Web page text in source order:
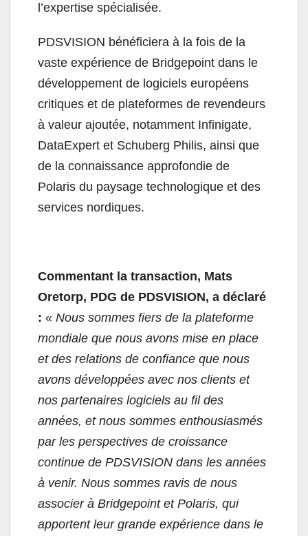
l’expertise spécialisée.
PDSVISION bénéficiera à la fois de la
vaste expérience de Bridgepoint dans le
développement de logiciels européens
critiques et de plateformes de revendeurs
à valeur ajoutée, notamment Infinigate,
DataExpert et Schuberg Philis, ainsi que
de la connaissance approfondie de
Polaris du paysage technologique et des
services nordiques.
Commentant la transaction, Mats
Oretorp, PDG de PDSVISION, a déclaré
: « Nous sommes fiers de la plateforme
mondiale que nous avons mise en place
et des relations de confiance que nous
avons développées avec nos clients et
nos partenaires logiciels au fil des
années, et nous sommes enthousiasmés
par les perspectives de croissance
continue de PDSVISION dans les années
à venir. Nous sommes ravis de nous
associer à Bridgepoint et Polaris, qui
apportent leur grande expérience dans le